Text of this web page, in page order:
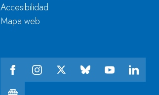
Accesibilidad
Mapa web